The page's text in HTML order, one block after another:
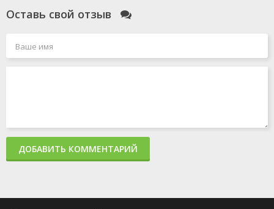
Оставь свой отзыв
ДОБАВИТЬ КОММЕНТАРИЙ